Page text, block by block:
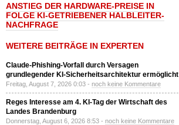
ANSTIEG DER HARDWARE-PREISE IN
FOLGE KI-GETRIEBENER HALBLEITER-
NACHFRAGE
WEITERE BEITRÄGE IN EXPERTEN
Claude-Phishing-Vorfall durch Versagen
grundlegender KI-Sicherheitsarchitektur ermöglicht
Freitag, August 7, 2026 0:03 - noch keine Kommentare
Reges Interesse am 4. KI-Tag der Wirtschaft des
Landes Brandenburg
Donnerstag, August 6, 2026 8:53 - noch keine Kommentare